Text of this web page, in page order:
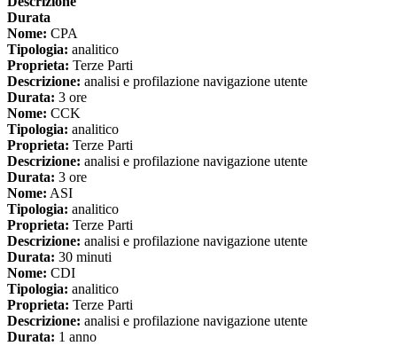
Durata
Nome: CPA
Tipologia: analitico
Proprieta: Terze Parti
Descrizione: analisi e profilazione navigazione utente
Durata: 3 ore
Nome: CCK
Tipologia: analitico
Proprieta: Terze Parti
Descrizione: analisi e profilazione navigazione utente
Durata: 3 ore
Nome: ASI
Tipologia: analitico
Proprieta: Terze Parti
Descrizione: analisi e profilazione navigazione utente
Durata: 30 minuti
Nome: CDI
Tipologia: analitico
Proprieta: Terze Parti
Descrizione: analisi e profilazione navigazione utente
Durata: 1 anno